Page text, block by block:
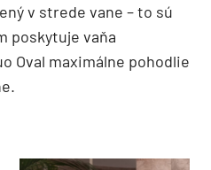
v strede vane – to sú
poskytuje vaňa
Oval maximálne pohodlie